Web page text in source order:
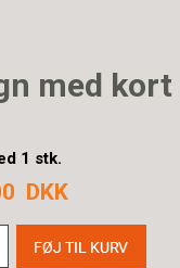
med kort
1 stk.
DKK